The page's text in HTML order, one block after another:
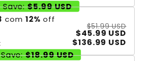
Save: $5.99 USD
com 12% off
$51.99 USD
$45.99 USD
$136.99 USD
Save: $18.99 USD